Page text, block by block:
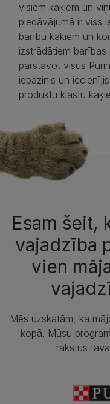
visiem kaķiem un
piedāvājumā ir viss
barību kaķiem un
izstrādātiem
pārstāvot visus
iepazinis un
produktu klāstu
Esam šeit,
vajadzība
vien
Mēs uzskatām, ka
kopā. Mūsu
rakstus